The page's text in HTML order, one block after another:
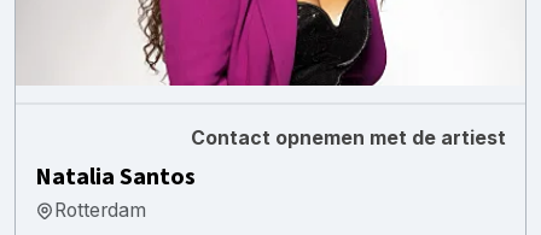
Contact opnemen met de artiest
Natalia Santos
Rotterdam